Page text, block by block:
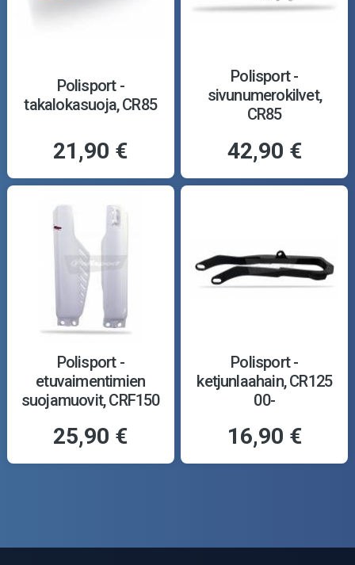
Polisport -
takalokasuoja, CR85
21,90 €
Polisport -
sivunumerokilvet,
CR85
42,90 €
Polisport -
etuvaimentimien
suojamuovit, CRF150
25,90 €
Polisport -
ketjunlaahain, CR125
00-
16,90 €